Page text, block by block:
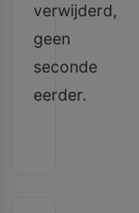
verwijderd,
geen
seconde
eerder.